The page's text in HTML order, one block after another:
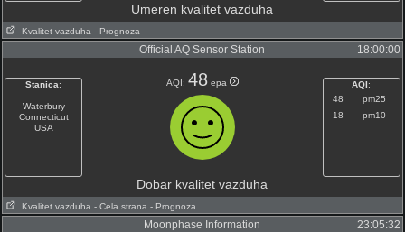
Umeren kvalitet vazduha
Kvalitet vazduha - Prognoza
Official AQ Sensor Station 18:00:00
Stanica:
Waterbury
Connecticut
USA
AQI: 48 epa AQI:
48
pm25
18
pm10
Dobar kvalitet vazduha
Kvalitet vazduha - Cela strana - Prognoza
Moonphase Information 23:05:32